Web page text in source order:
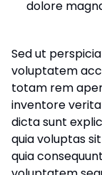
dolore
Sed ut
voluptatem
totam rem
inventore
dicta sunt
quia voluptas
quia